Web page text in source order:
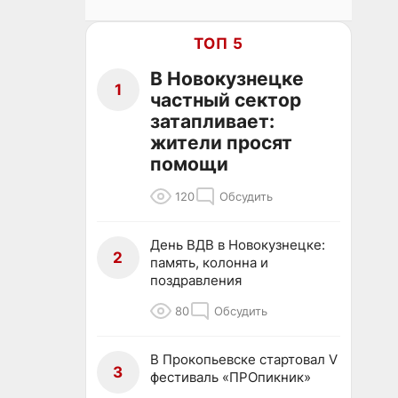
ТОП 5
1
В Новокузнецке
частный сектор
затапливает:
жители просят
помощи
120 Обсудить
2
День ВДВ в Новокузнецке:
память, колонна и
поздравления
80 Обсудить
3
В Прокопьевске стартовал V
фестиваль «ПРОпикник»